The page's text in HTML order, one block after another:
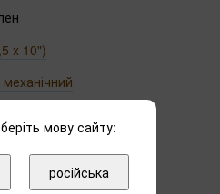
x 10")
мову сайту:
російська